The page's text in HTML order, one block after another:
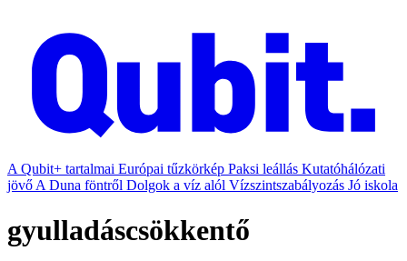
A Qubit+ tartalmai Európai tűzkörkép Paksi leállás Kutatóhálózati
jövő A Duna föntről Dolgok a víz alól Vízszintszabályozás Jó iskola
gyulladáscsökkentő